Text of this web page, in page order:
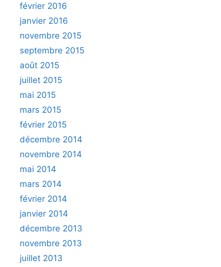
février 2016
janvier 2016
novembre 2015
septembre 2015
août 2015
juillet 2015
mai 2015
mars 2015
février 2015
décembre 2014
novembre 2014
mai 2014
mars 2014
février 2014
janvier 2014
décembre 2013
novembre 2013
juillet 2013